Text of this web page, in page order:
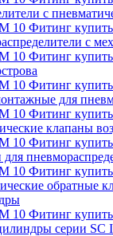
с
с
для
клапаны
обратные
серии SC